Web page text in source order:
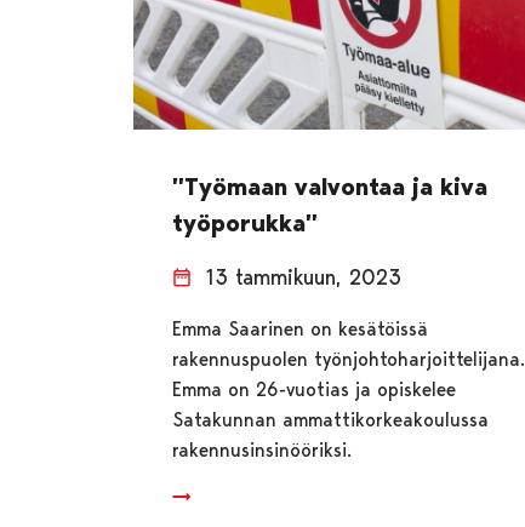
”Työmaan valvontaa ja kiva
työporukka”
13 tammikuun, 2023
Emma Saarinen on kesätöissä
rakennuspuolen työnjohtoharjoittelijana.
Emma on 26-vuotias ja opiskelee
Satakunnan ammattikorkeakoulussa
rakennusinsinööriksi.